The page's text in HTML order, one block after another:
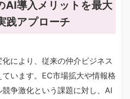
AI導入メリットを最大
践アプローチ
により、従来の仲介ビジネス
います。EC市場拡大や情報格
争激化という課題に対し、AI